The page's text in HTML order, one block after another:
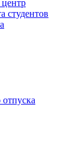
студентов